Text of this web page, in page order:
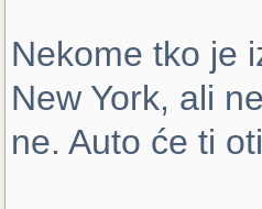
Nekome tko je
New York, ali
ne. Auto će ti